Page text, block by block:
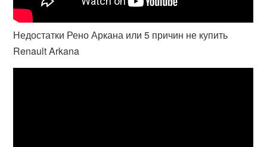
Недостатки Рено Аркана или 5 причин не купить
Renault Arkana